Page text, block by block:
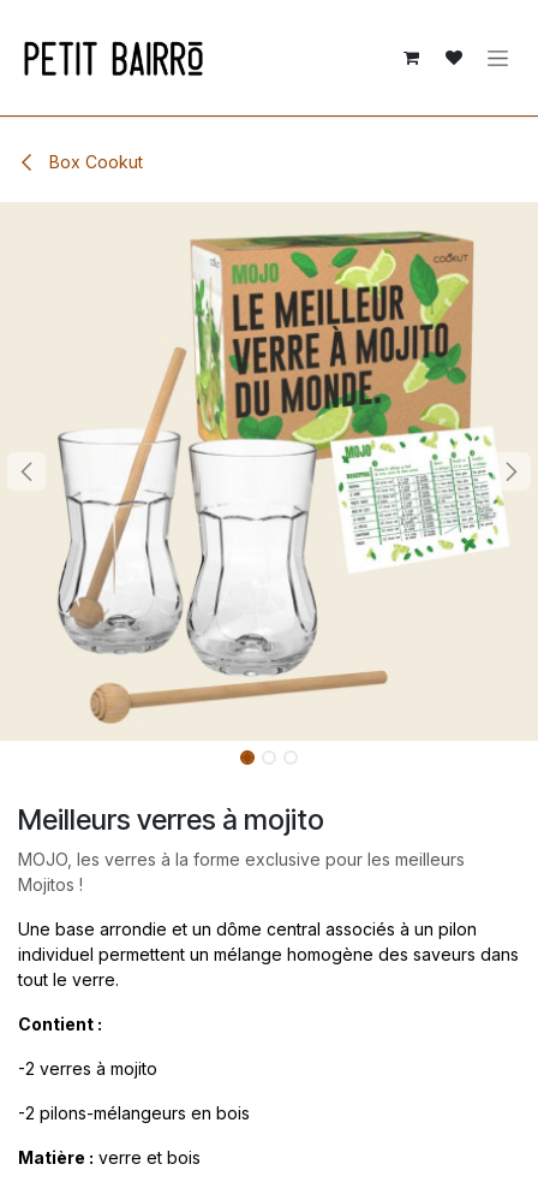
Box Cookut
Meilleurs verres à mojito
MOJO, les verres à la forme exclusive pour les meilleurs
Mojitos !
Une base arrondie et un dôme central associés à un pilon
individuel permettent un mélange homogène des saveurs dans
tout le verre.
Contient :
-2 verres à mojito
-2 pilons-mélangeurs en bois
Matière : verre et bois